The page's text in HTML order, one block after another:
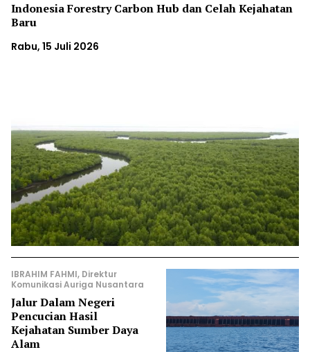
Indonesia Forestry Carbon Hub dan Celah Kejahatan
Baru
Rabu, 15 Juli 2026
IBRAHIM FAHMI, Direktur
Komunikasi Auriga Nusantara
Jalur Dalam Negeri
Pencucian Hasil
Kejahatan Sumber Daya
Alam